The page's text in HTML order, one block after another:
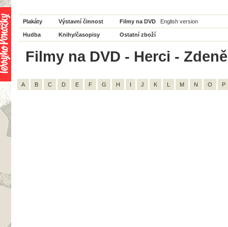
Plakáty Výstavní činnost Filmy na DVD English version
Hudba Knihy/časopisy Ostatní zboží
Filmy na DVD - Herci -
A B C D E F G H I J K L M N O P